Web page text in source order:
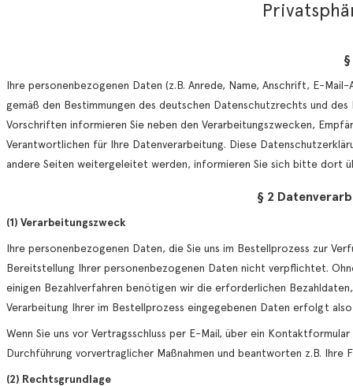
Ihre personenbezogenen Daten (z.B. Anrede, Name, Anschrift, E-
gemäß den Bestimmungen des deutschen Datenschutzrechts und
Vorschriften informieren Sie neben den Verarbeitungszwecken,
Verantwortlichen für Ihre Datenverarbeitung. Diese
andere Seiten weitergeleitet werden, informieren Sie sich bitte dort
§ 2
(1) Verarbeitungszweck
Ihre personenbezogenen Daten, die Sie uns im Bestellprozess zur
Bereitstellung Ihrer personenbezogenen Daten nicht verpflichtet.
einigen Bezahlverfahren benötigen wir die erforderlichen
Verarbeitung Ihrer im Bestellprozess eingegebenen Daten erfolgt
Wenn Sie uns vor Vertragsschluss per E-Mail, über ein
Durchführung vorvertraglicher Maßnahmen und beantworten z.B. Ihre
(2) Rechtsgrundlage